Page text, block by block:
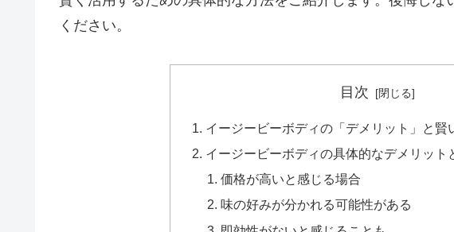
ください。
目次
イージービーボディの「デメリット」と賢
イージービーボディの具体的なデメリット
価格が高いと感じる場合
味の好みが分かれる可能性がある